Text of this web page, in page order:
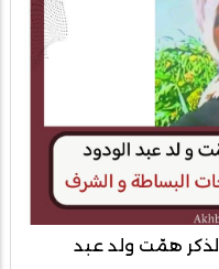
همّت ولد عبد